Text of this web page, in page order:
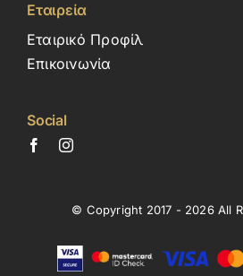
Εταιρεία
Εταιρικό Προφίλ
Επικοινωνία
Social
© Copyright 2017 - 2026 All